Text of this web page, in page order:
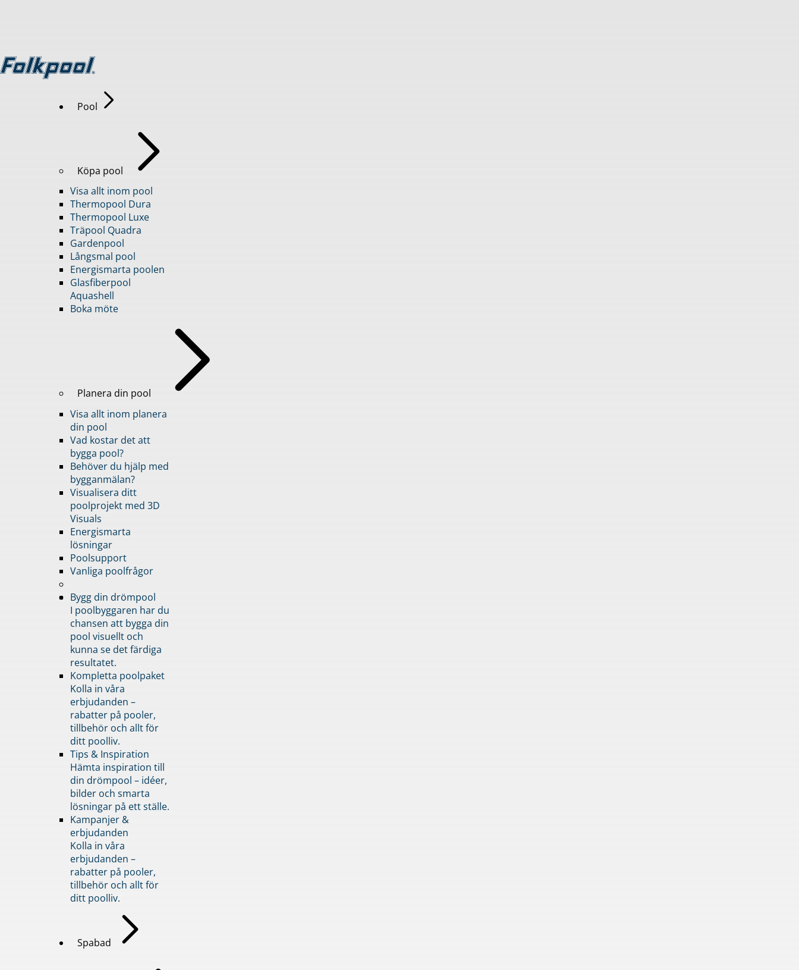
Pool
Köpa pool
Visa allt inom pool
Thermopool Dura
Thermopool Luxe
Träpool Quadra
Gardenpool
Långsmal pool
Energismarta poolen
Glasfiberpool
Aquashell
Boka möte
Planera din pool
Visa allt inom planera
din pool
Vad kostar det att
bygga pool?
Behöver du hjälp med
bygganmälan?
Visualisera ditt
poolprojekt med 3D
Visuals
Energismarta
lösningar
Poolsupport
Vanliga poolfrågor
Bygg din drömpool
I poolbyggaren har du
chansen att bygga din
pool visuellt och
kunna se det färdiga
resultatet.
Kompletta poolpaket
Kolla in våra
erbjudanden –
rabatter på pooler,
tillbehör och allt för
ditt poolliv.
Tips & Inspiration
Hämta inspiration till
din drömpool – idéer,
bilder och smarta
lösningar på ett ställe.
Kampanjer &
erbjudanden
Kolla in våra
erbjudanden –
rabatter på pooler,
tillbehör och allt för
ditt poolliv.
Spabad